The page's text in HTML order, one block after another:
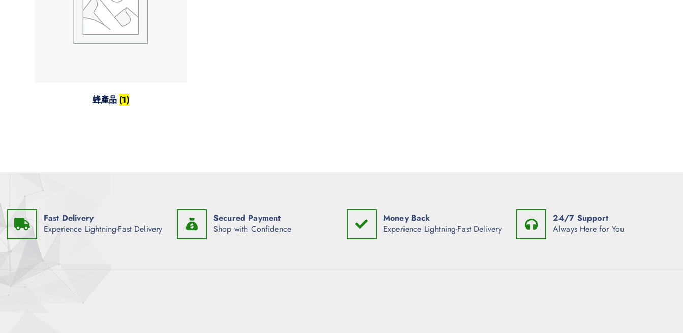
蜂產品 (1)
Fast Delivery
Experience Lightning-Fast Delivery
Secured Payment
Shop with Confidence
Money Back
Experience Lightning-Fast Delivery
24/7 Support
Always Here for You